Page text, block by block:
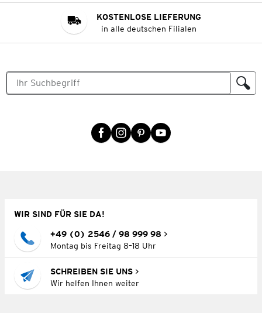
KOSTENLOSE LIEFERUNG
in alle deutschen Filialen
WIR SIND FÜR SIE DA!
+49 (0) 2546 / 98 999 98
Montag bis Freitag 8–18 Uhr
SCHREIBEN SIE UNS
Wir helfen Ihnen weiter